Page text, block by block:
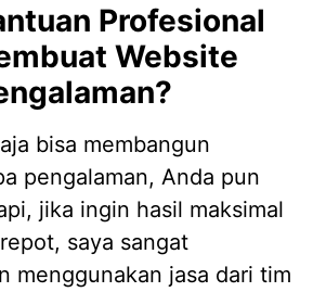
Profesional
Website
bisa membangun
pengalaman, Anda pun
jika ingin hasil maksimal
saya sangat
menggunakan jasa dari tim